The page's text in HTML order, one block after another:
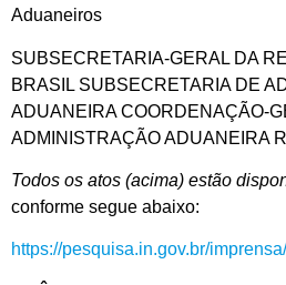
Aduaneiros
SUBSECRETARIA-GERAL DA
BRASIL SUBSECRETARIA DE
ADUANEIRA COORDENAÇÃO-
ADMINISTRAÇÃO ADUANEIRA
Todos os atos (acima) estão
conforme segue abaixo:
https://pesquisa.in.gov.br/